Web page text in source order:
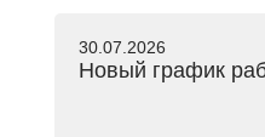
30.07.2026
Новый график